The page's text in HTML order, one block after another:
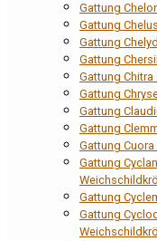
Gattung
Gattung
Gattung
Gattung
Gattung
Gattung
Gattung
Gattung
Gattung
Gattung
Gattung
Gattung